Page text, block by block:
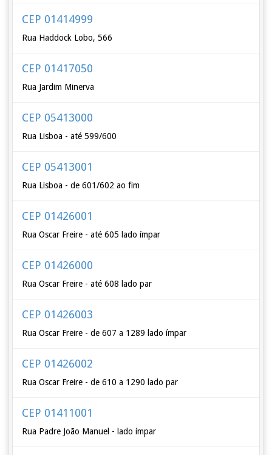
CEP 01414999
Rua Haddock Lobo, 566
CEP 01417050
Rua Jardim Minerva
CEP 05413000
Rua Lisboa - até 599/600
CEP 05413001
Rua Lisboa - de 601/602 ao fim
CEP 01426001
Rua Oscar Freire - até 605 lado ímpar
CEP 01426000
Rua Oscar Freire - até 608 lado par
CEP 01426003
Rua Oscar Freire - de 607 a 1289 lado ímpar
CEP 01426002
Rua Oscar Freire - de 610 a 1290 lado par
CEP 01411001
Rua Padre João Manuel - lado ímpar